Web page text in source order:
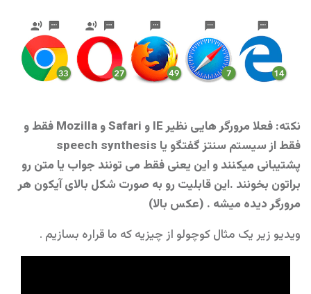
نکته: فعلا مرورگر هایی نظیر IE و Safari و Mozilla فقط و
فقط از سیستم سنتز گفتگو یا speech synthesis
پشتیبانی میکنند و این یعنی فقط می تونند جواب یا متن رو
براتون بخونند .این قابلیت رو به صورت شکل بالای آیکون هر
مرورگر دیده میشه . (عکس بالا)
ویدیو زیر یک مثال کوچولو از چیزیه که ما قراره بسازیم .